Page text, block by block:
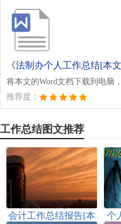
《法制办个人工作总结[本文
将本文的Word文档下载到电脑
推荐度：
工作总结图文推荐
会计工作总结报告[本
个